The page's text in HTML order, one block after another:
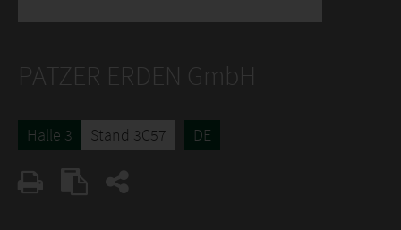
PATZER ERDEN GmbH
Halle 3 Stand 3C57 DE